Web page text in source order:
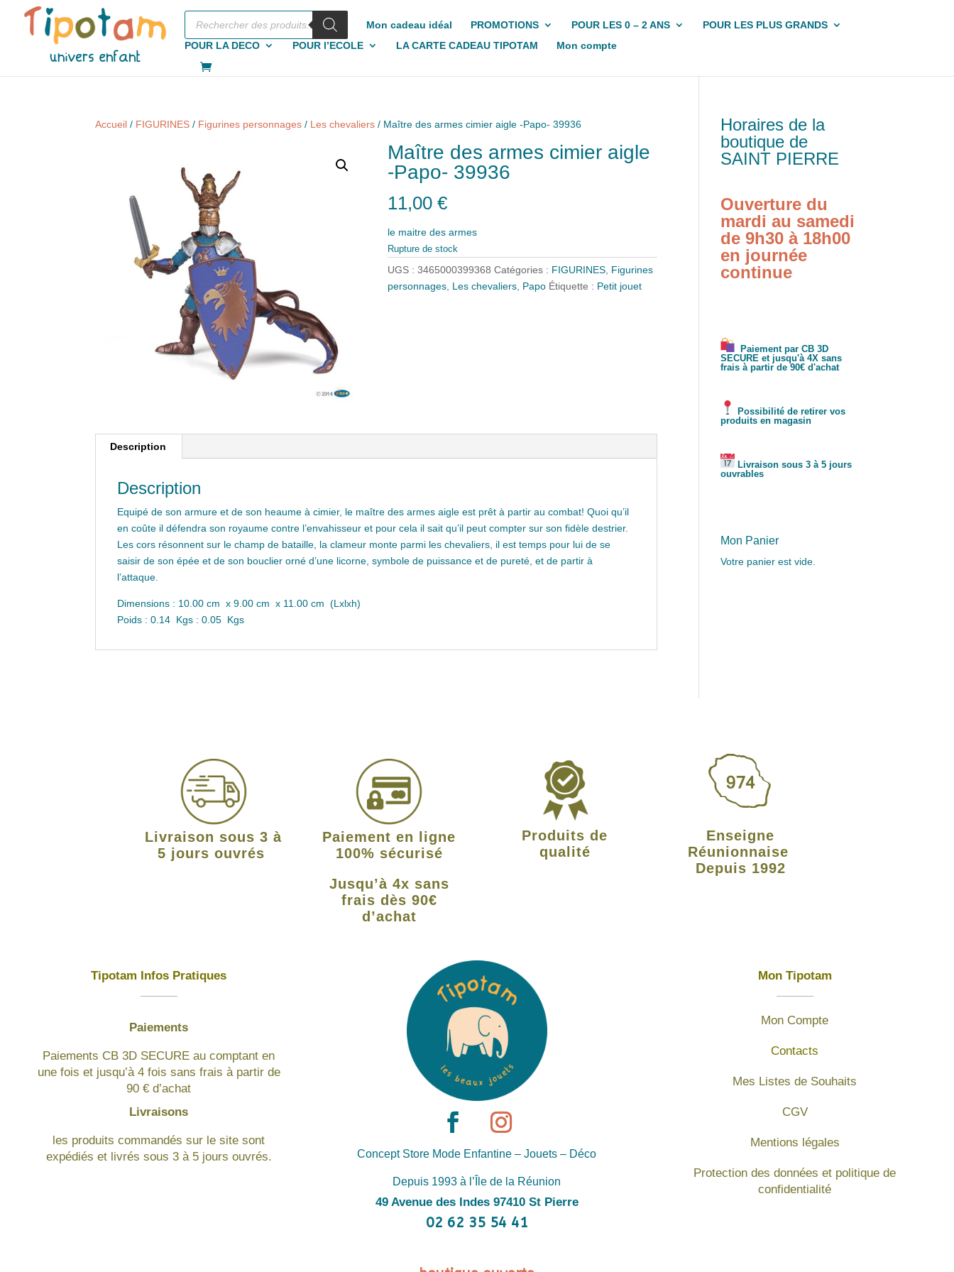
Recherche
produits
Mon cadeau idéal PROMOTIONS POUR LES 0 – 2 ANS
POUR LES PLUS GRANDS
POUR LA DECO
POUR l’ECOLE LA CARTE CADEAU TIPOTAM Mon compte
Accueil / FIGURINES / Figurines personnages / Les chevaliers / Maître des armes cimier aigle -Papo- 39936
Maître des armes cimier aigle
-Papo- 39936
11,00€
le maitre des armes
Rupture de stock
UGS :3465000399368 Catégories : FIGURINES, Figurines
personnages, Les chevaliers, Papo Étiquette : Petit jouet
Description
Description
Equipé de son armure et de son heaume à cimier, le maître des armes aigle est prêt à partir au combat! Quoi qu’il
en coûte il défendra son royaume contre l’envahisseur et pour cela il sait qu’il peut compter sur son fidèle destrier.
Les cors résonnent sur le champ de bataille, la clameur monte parmi les chevaliers, il est temps pour lui de se
saisir de son épée et de son bouclier orné d’une licorne, symbole de puissance et de pureté, et de partir à
l’attaque.
Dimensions : 10.00 cm x 9.00 cm x 11.00 cm (Lxlxh)
Poids : 0.14 Kgs : 0.05 Kgs
Horaires de la
boutique de
SAINT PIERRE
Ouverture du
mardi au samedi
de 9h30 à 18h00
en journée
continue
Paiement par CB 3D
SECURE et jusqu'à 4X sans
frais à partir de 90€ d'achat
Possibilité de retirer vos
produits en magasin
Livraison sous 3 à 5 jours
ouvrables
Mon Panier
Votre panier est vide.
Livraison sous 3 à
5 jours ouvrés
Paiement en ligne
100% sécurisé
Jusqu’à 4x sans
frais dès 90€
d’achat
Produits de
qualité
Enseigne
Réunionnaise
Depuis 1992
Tipotam Infos Pratiques
Paiements
Paiements CB 3D SECURE au comptant en
une fois et jusqu’à 4 fois sans frais à partir de
90 € d’achat
Livraisons
les produits commandés sur le site sont
expédiés et livrés sous 3 à 5 jours ouvrés.
Concept Store Mode Enfantine – Jouets – Déco
Depuis 1993 à l’Île de la Réunion
49 Avenue des Indes 97410 St Pierre
02 62 35 54 41
Mon Tipotam
Mon Compte
Contacts
Mes Listes de Souhaits
CGV
Mentions légales
Protection des données et politique de
confidentialité